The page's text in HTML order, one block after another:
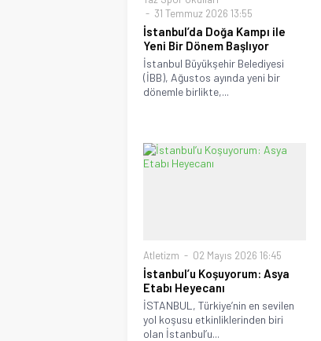
31 Temmuz 2026 13:55
İstanbul’da Doğa Kampı ile
Yeni Bir Dönem Başlıyor
İstanbul Büyükşehir Belediyesi
(İBB), Ağustos ayında yeni bir
dönemle birlikte,...
Atletizm 02 Mayıs 2026 16:45
İstanbul’u Koşuyorum: Asya
Etabı Heyecanı
İSTANBUL, Türkiye’nin en sevilen
yol koşusu etkinliklerinden biri
olan İstanbul’u...